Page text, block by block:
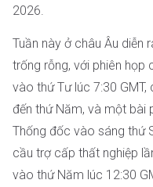
2026.
Tuần này ở châu Âu diễn
trống rỗng, với phiên họp
vào thứ Tư lúc 7:30
đến thứ Năm, và một bài
Thống đốc vào sáng thứ
cầu trợ cấp thất nghiệp
vào thứ Năm lúc 12:30